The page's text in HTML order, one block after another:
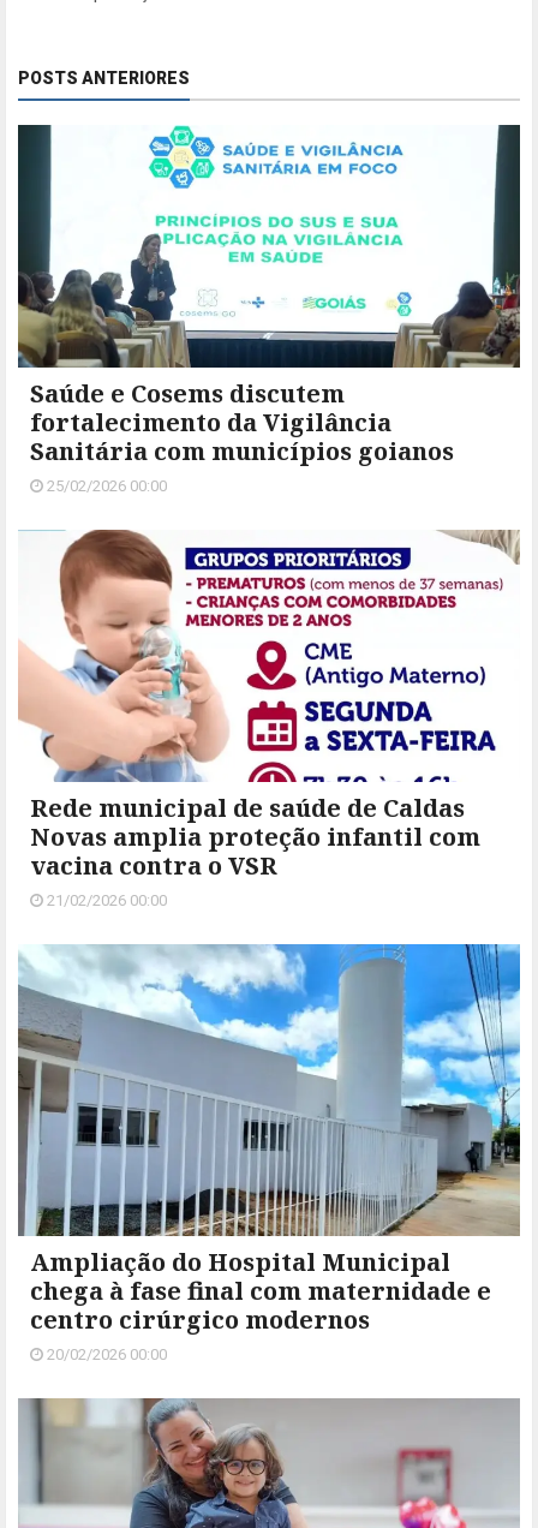
POSTS ANTERIORES
Saúde e Cosems discutem
fortalecimento da Vigilância
Sanitária com municípios goianos
25/02/2026 00:00
Rede municipal de saúde de Caldas
Novas amplia proteção infantil com
vacina contra o VSR
21/02/2026 00:00
Ampliação do Hospital Municipal
chega à fase final com maternidade e
centro cirúrgico modernos
20/02/2026 00:00